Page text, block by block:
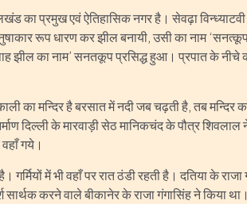
का प्रमुख एवं ऐतिहासिक नगर है। सेवढ़ा
रूप धारण कर झील बनायी, उसी का नाम
झील का नाम’ सनतकूप प्रसिद्ध हुआ। प्रपात के नीचे
का मन्दिर है बरसात में नदी जब चढ़ती है, तब
दिल्ली के मारवाड़ी सेठ मानिकचंद के पौत्र
गये।
में भी वहाँ पर रात ठंडी रहती है। दतिया के
करने वाले बीकानेर के राजा गंगासिंह ने किया